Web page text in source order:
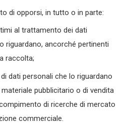
di opporsi, in tutto o in parte:
al trattamento dei dati
riguardano, ancorché pertinenti
raccolta;
dati personali che lo riguardano
pubblicitario o di vendita
di ricerche di mercato
commerciale.